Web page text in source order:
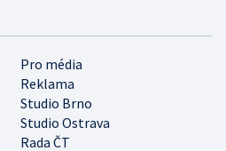
Pro média
Reklama
Studio Brno
Studio Ostrava
Rada ČT